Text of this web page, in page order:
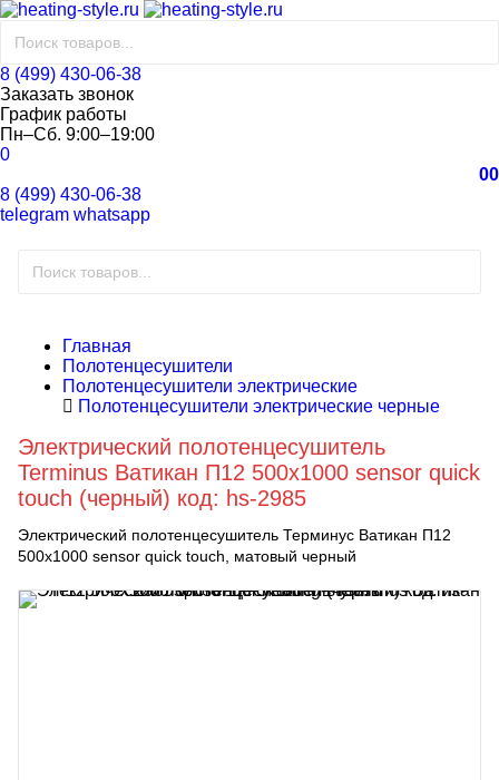
8 (499) 430-06-38
Заказать звонок
График работы
Пн–Сб. 9:00–19:00
0
00
8 (499) 430-06-38
telegram whatsapp
Главная
Полотенцесушители
Полотенцесушители электрические
Полотенцесушители электрические черные
Электрический полотенцесушитель
Terminus Ватикан П12 500x1000 sensor quick
touch (черный) код: hs-2985
Электрический полотенцесушитель Терминус Ватикан П12
500x1000 sensor quick touch, матовый черный